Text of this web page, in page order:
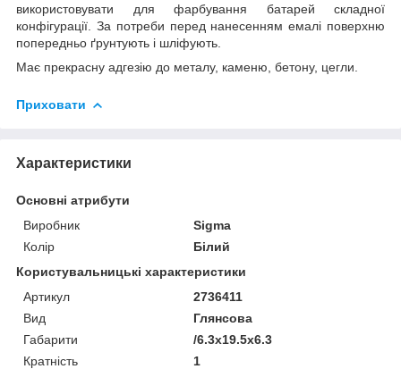
використовувати для фарбування батарей складної
конфігурації. За потреби перед нанесенням емалі поверхню
попередньо ґрунтують і шліфують.
Має прекрасну адгезію до металу, каменю, бетону, цегли.
Приховати
Характеристики
Основні атрибути
Виробник
Sigma
Колір
Білий
Користувальницькі характеристики
Артикул
2736411
Вид
Глянсова
Габарити
/6.3x19.5x6.3
Кратність
1